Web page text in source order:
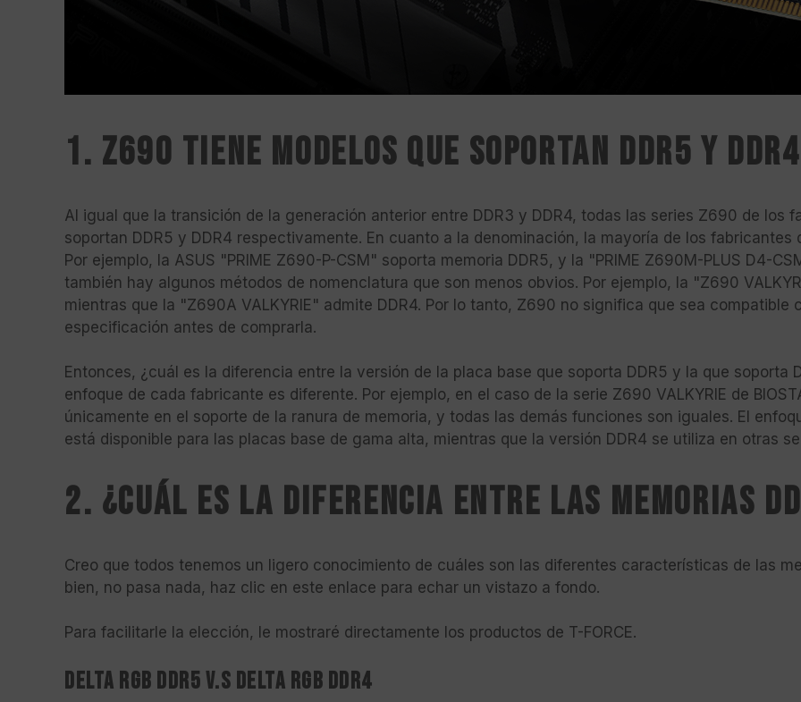
1. Z690 tiene modelos que soportan DDR5 y
Al igual que la transición de la generación anterior entre DDR3 y DDR4, todas las series Z690 de los
soportan DDR5 y DDR4 respectivamente. En cuanto a la denominación, la mayoría de los
Por ejemplo, la ASUS "PRIME Z690-P-CSM" soporta memoria DDR5, y la "PRIME Z690M-PLUS D4-
también hay algunos métodos de nomenclatura que son menos obvios. Por ejemplo, la "Z690
mientras que la "Z690A VALKYRIE" admite DDR4. Por lo tanto, Z690 no significa que sea compatible
especificación antes de comprarla.
Entonces, ¿cuál es la diferencia entre la versión de la placa base que soporta DDR5 y la que soporta
enfoque de cada fabricante es diferente. Por ejemplo, en el caso de la serie Z690 VALKYRIE de
únicamente en el soporte de la ranura de memoria, y todas las demás funciones son iguales. El
está disponible para las placas base de gama alta, mientras que la versión DDR4 se utiliza en otras
2. ¿Cuál es la diferencia entre las memorias
Creo que todos tenemos un ligero conocimiento de cuáles son las diferentes características de las
bien, no pasa nada, haz clic en este enlace para echar un vistazo a fondo.
Para facilitarle la elección, le mostraré directamente los productos de T-FORCE.
DELTA RGB DDR5 V.S DELTA RGB DDR4